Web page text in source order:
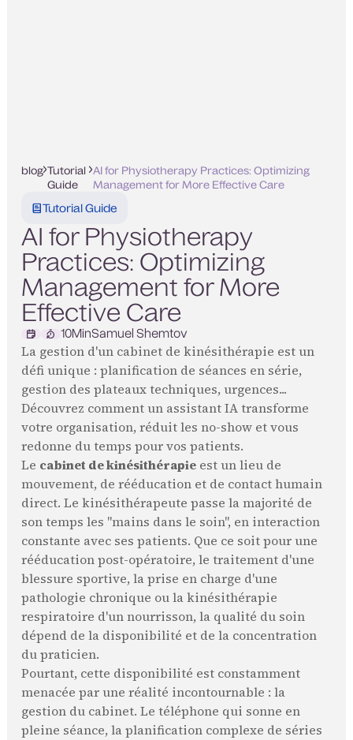
blog Tutorial
Guide
AI for Physiotherapy Practices: Optimizing
Management for More Effective Care
Tutorial Guide
AI for Physiotherapy
Practices: Optimizing
Management for More
Effective Care
10MinSamuel Shemtov
La gestion d'un cabinet de kinésithérapie est un
défi unique : planification de séances en série,
gestion des plateaux techniques, urgences...
Découvrez comment un assistant IA transforme
votre organisation, réduit les no-show et vous
redonne du temps pour vos patients.
Le cabinet de kinésithérapieest un lieu de
mouvement, de rééducation et de contact humain
direct. Le kinésithérapeute passe la majorité de
son temps les "mains dans le soin", en interaction
constante avec ses patients. Que ce soit pour une
rééducation post-opératoire, le traitement d'une
blessure sportive, la prise en charge d'une
pathologie chronique ou la kinésithérapie
respiratoire d'un nourrisson, la qualité du soin
dépend de la disponibilité et de la concentration
du praticien.
Pourtant, cette disponibilité est constamment
menacée par une réalité incontournable : la
gestion du cabinet. Le téléphone qui sonne en
pleine séance, la planification complexe de séries